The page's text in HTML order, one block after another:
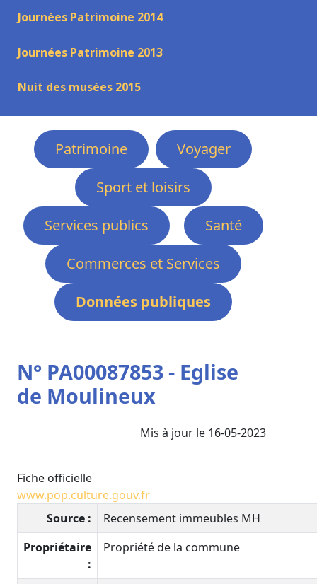
Journées Patrimoine 2014
Journées Patrimoine 2013
Nuit des musées 2015
Patrimoine
Voyager
Sport et loisirs
Services publics
Santé
Commerces et Services
Données publiques
N° PA00087853 - Eglise
de Moulineux
Mis à jour le 16-05-2023
Fiche officielle
www.pop.culture.gouv.fr
Source :
Recensement immeubles MH
Propriétaire
:
Propriété de la commune